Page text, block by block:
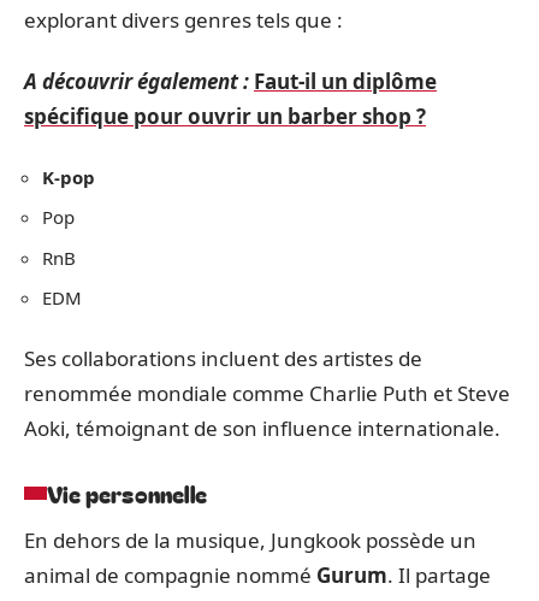
explorant divers genres tels que :
A découvrir également : Faut-il un diplôme
spécifique pour ouvrir un barber shop ?
K-pop
Pop
RnB
EDM
Ses collaborations incluent des artistes de
renommée mondiale comme Charlie Puth et Steve
Aoki, témoignant de son influence internationale.
Vie personnelle
En dehors de la musique, Jungkook possède un
animal de compagnie nommé Gurum. Il partage